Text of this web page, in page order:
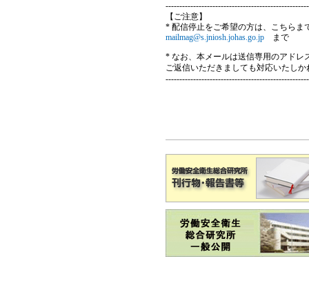
【ご注意】
* 配信停止をご希望の方は、こちらま
mailmag@s.jniosh.johas.go.jp まで
* なお、本メールは送信専用のアドレ
ご返信いただきましても対応いたし